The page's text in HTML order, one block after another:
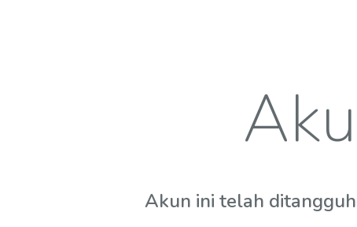
Akun ini telah